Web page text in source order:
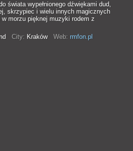
świata wypełnionego dźwiękami dud,
skrzypiec i wielu innych magicznych
morzu pięknej muzyki rodem z
City: Kraków Web: rmfon.pl